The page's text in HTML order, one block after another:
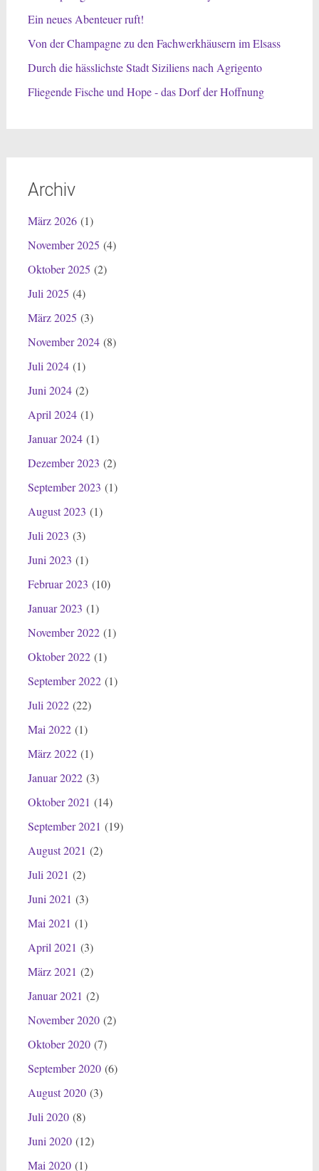
Ein neues Abenteuer ruft!
Von der Champagne zu den Fachwerkhäusern im Elsass
Durch die hässlichste Stadt Siziliens nach Agrigento
Fliegende Fische und Hope - das Dorf der Hoffnung
Archiv
März 2026(1)
November 2025 (4)
Oktober 2025 (2)
Juli 2025 (4)
März 2025 (3)
November 2024(8)
Juli 2024(1)
Juni 2024(2)
April 2024(1)
Januar 2024(1)
Dezember 2023 (2)
September 2023 (1)
August 2023 (1)
Juli 2023 (3)
Juni 2023 (1)
Februar 2023 (10)
Januar 2023 (1)
November 2022(1)
Oktober 2022(1)
September 2022(1)
Juli 2022(22)
Mai 2022(1)
März 2022(1)
Januar 2022(3)
Oktober 2021 (14)
September 2021 (19)
August 2021 (2)
Juli 2021 (2)
Juni 2021 (3)
Mai 2021 (1)
April 2021 (3)
März 2021 (2)
Januar 2021 (2)
November 2020(2)
Oktober 2020(7)
September 2020(6)
August 2020(3)
Juli 2020(8)
Juni 2020(12)
Mai 2020(1)